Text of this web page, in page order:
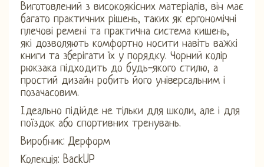
Виготовлений з високоякісних матеріалів, він має
багато практичних рішень, таких як ергономічні
плечові ремені та практична система кишень,
які дозволяють комфортно носити навіть важкі
книги та зберігати їх у порядку. Чорний колір
рюкзака підходить до будь-якого стилю, а
простий дизайн робить його універсальним і
позачасовим.
Ідеально підійде не тільки для школи, але і для
поїздок або спортивних тренувань.
Виробник: Дерформ
Колекція: BackUP